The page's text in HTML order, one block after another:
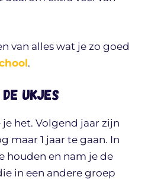
van alles wat je zo goed
.
de ukjes
het. Volgend jaar zijn
maar 1 jaar te gaan. In
houden en nam je de
in een andere groep